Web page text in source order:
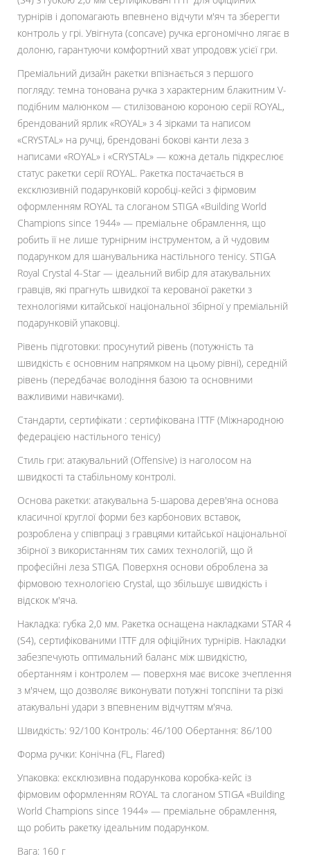
турнірів і допомагають впевнено відчути м'яч та зберегти
контроль у грі. Увігнута (concave) ручка ергономічно лягає в
долоню, гарантуючи комфортний хват упродовж усієї гри.
Преміальний дизайн ракетки впізнається з першого
погляду: темна тонована ручка з характерним блакитним V-
подібним малюнком — стилізованою короною серії ROYAL,
брендований ярлик «ROYAL» з 4 зірками та написом
«CRYSTAL» на ручці, брендовані бокові канти леза з
написами «ROYAL» і «CRYSTAL» — кожна деталь підкреслює
статус ракетки серії ROYAL. Ракетка постачається в
ексклюзивній подарунковій коробці-кейсі з фірмовим
оформленням ROYAL та слоганом STIGA «Building World
Champions since 1944» — преміальне обрамлення, що
робить її не лише турнірним інструментом, а й чудовим
подарунком для шанувальника настільного тенісу. STIGA
Royal Crystal 4-Star — ідеальний вибір для атакувальних
гравців, які прагнуть швидкої та керованої ракетки з
технологіями китайської національної збірної у преміальній
подарунковій упаковці.
Рівень підготовки: просунутий рівень (потужність та
швидкість є основним напрямком на цьому рівні), середній
рівень (передбачає володіння базою та основними
важливими навичками).
Стандарти, сертифікати : сертифікована ITTF (Міжнародною
федерацією настільного тенісу)
Стиль гри: атакувальний (Offensive) із наголосом на
швидкості та стабільному контролі.
Основа ракетки: атакувальна 5-шарова дерев'яна основа
класичної круглої форми без карбонових вставок,
розроблена у співпраці з гравцями китайської національної
збірної з використанням тих самих технологій, що й
професійні леза STIGA. Поверхня основи оброблена за
фірмовою технологією Crystal, що збільшує швидкість і
відскок м'яча.
Накладка: губка 2,0 мм. Ракетка оснащена накладками STAR 4
(S4), сертифікованими ITTF для офіційних турнірів. Накладки
забезпечують оптимальний баланс між швидкістю,
обертанням і контролем — поверхня має високе зчеплення
з м'ячем, що дозволяє виконувати потужні топспіни та різкі
атакувальні удари з впевненим відчуттям м'яча.
Швидкість: 92/100 Контроль: 46/100 Обертання: 86/100
Форма ручки: Конічна (FL, Flared)
Упаковка: ексклюзивна подарункова коробка-кейс із
фірмовим оформленням ROYAL та слоганом STIGA «Building
World Champions since 1944» — преміальне обрамлення,
що робить ракетку ідеальним подарунком.
Вага: 160 г